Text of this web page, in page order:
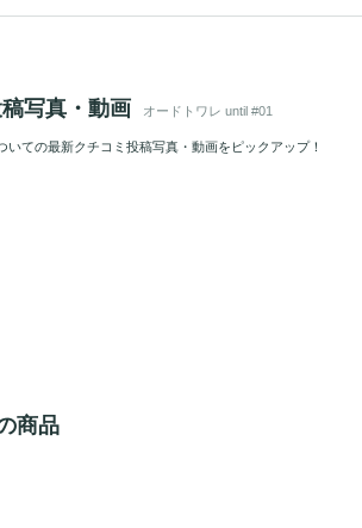
写真・動画 オードトワレ until #01
いての最新クチコミ投稿写真・動画をピックアップ！
商品